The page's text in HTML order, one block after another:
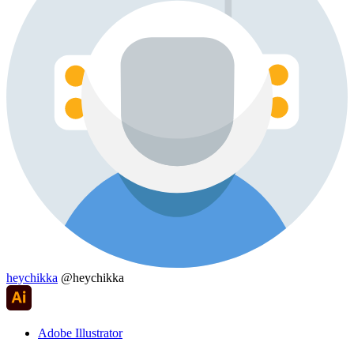
heychikka @heychikka
Adobe Illustrator